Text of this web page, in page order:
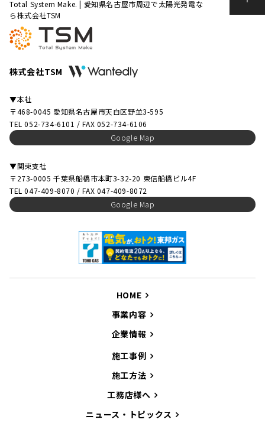
Total System Make. | 愛知県名古屋市周辺で太陽光発電な
ら株式会社TSM
株式会社TSM
▼本社
〒468-0045 愛知県名古屋市天白区野並3-595
TEL 052-734-6101 / FAX 052-734-6106
Google Map
▼関東支社
〒273-0005 千葉県船橋市本町3-32-20 東信船橋ビル4F
TEL 047-409-8070 / FAX 047-409-8072
Google Map
HOME
事業内容
企業情報
施工事例
施工方法
工務店様へ
ニュース・トピックス